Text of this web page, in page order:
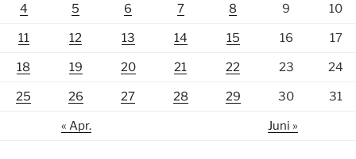
4 5 6 7 8 9 10
11 12 13 14 15 16 17
18 19 20 21 22 23 24
25 26 27 28 29 30 31
« Apr. Juni »